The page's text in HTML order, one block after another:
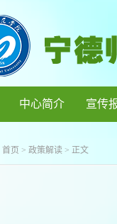
中心简介 宣传
首页 > 政策解读 > 正文